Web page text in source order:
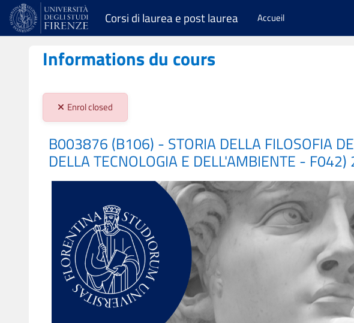
Passer au contenu principal
Corsi di laurea e post laurea Accueil
Informations du cours
Stato iscrizioni:
Enrol closed
B003876 (B106) - STORIA DELLA FILOSOFIA
DELLA TECNOLOGIA E DELL'AMBIENTE -